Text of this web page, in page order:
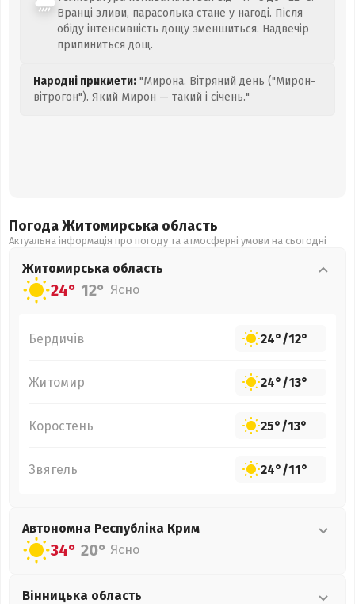
Вранці зливи, парасолька стане у нагоді. Після
обіду інтенсивність дощу зменшиться. Надвечір
припиниться дощ.
Народні прикмети: "Мирона. Вітряний день ("Мирон-
вітрогон"). Який Мирон — такий і січень."
Погода Житомирська область
Актуальна інформація про погоду та атмосферні умови на сьогодні
Житомирська область
24° 12° Ясно
Бердичів 24°/12°
Житомир 24°/13°
Коростень 25°/13°
Звягель 24°/11°
Автономна Республіка Крим
34° 20° Ясно
Вінницька область